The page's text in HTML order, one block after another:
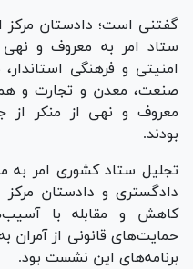
گفتنی است؛ دادستان مرکز
ستاد امر به معروف و
امنیتی و فرهنگی
صنعت، معدن و تجارت و
معروف و نهی از منکر
بودند.
تجلیل ستاد کشوری امر به
دادگستری و دادستان مرکز
کاهش و مقابله با
حمایت‌های قانونی از آمران
برنامه‌های این نشست بود.